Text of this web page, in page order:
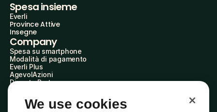
Spesa insieme
Everli
Province Attive
Insegne
Company
Spesa su smartphone
Modalità di pagamento
Everli Plus
AgevolAzioni
Diventa Partner
Everli Shoppers
About Us
We use cookies